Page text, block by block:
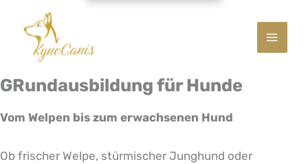
GRundausbildung für Hunde
Vom Welpen bis zum erwachsenen Hund
Ob frischer Welpe, stürmischer Junghund oder